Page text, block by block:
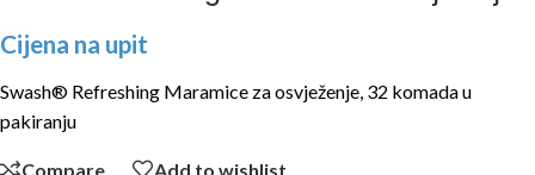
Cijena na upit
Swash® Refreshing Maramice za osvježenje, 32 komada u
pakiranju
Compare Add to wishlist